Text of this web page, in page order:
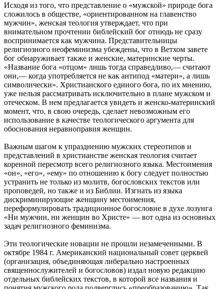
Исходя из того, что представление о «мужской» природе бога
сложилось в обществе, «ориентированном на главенство
мужчин», женская теология утверждает, что при
внимательном прочтении библейский бог отнюдь не сразу
воспринимается как мужчина. Представительницы
религиозного неофеминизма убеждены, что в Ветхом завете
бог обнаруживает также и женские, материнские черты.
«Название бога «отцом» лишь тогда справедливо,— считают
они,— когда употребляется не как антипод «матери», а лишь
символически». Христианского единого бога, по их мнению,
уже нельзя рассматривать исключительно в плане мужском и
отеческом. В нем предлагается увидеть и женско-материнский
момент, что, в свою очередь, сделает невозможным его
использование в качестве теологического аргумента для
обоснования неравноправия женщин.
Важным шагом к упразднению мужских стереотипов и
представлений в христианстве женская теология считает
коренной пересмотр всего религиозного языка. Местоимения
«он», «его», «ему» по отношению к богу следует полностью
устранить не только из молитв, богословских текстов или
проповедей, но также и из Библии. Изгнать из языка
дискриминирующие женщину местоимения,
переформулировать традиционное богословие в духе лозунга
«Ни мужчин, ни женщин во Христе» — вот одна из основных
задач религиозного феминизма.
Эти теологические новации не прошли незамеченными. В
октябре 1984 г. Американский национальный совет церквей
(организация, объединяющая либерально настроенных
священнослужителей и богословов) издал новую редакцию
отдельных библейских текстов, в которой все названия и